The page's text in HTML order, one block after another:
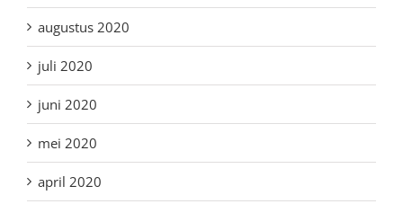
augustus 2020
juli 2020
juni 2020
mei 2020
april 2020